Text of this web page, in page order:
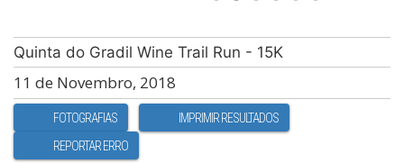
Quinta do Gradil Wine Trail Run - 15K
11 de Novembro, 2018
FOTOGRAFIAS
IMPRIMIR RESULTADOS
REPORTAR ERRO